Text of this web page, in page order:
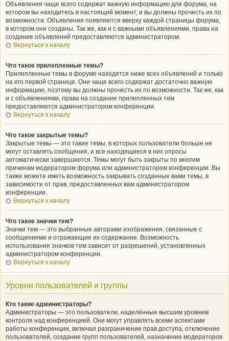
Объявления чаще всего содержат важную информацию для форума, на
котором вы находитесь в настоящий момент, и вы должны прочесть их по
возможности. Объявления появляются вверху каждой страницы форума,
в котором они созданы. Так же, как и с важными объявлениями, права на
создание объявлений предоставляются администратором.
Вернуться к началу
Что такое прилепленные темы?
Прилепленные темы в форуме находятся ниже всех объявлений и только
на его первой странице. Они чаще всего содержат достаточно важную
информацию, поэтому вы должны прочесть их по возможности. Так же, как
и с объявлениями, права на создание прилепленных тем
предоставляются администратором конференции.
Вернуться к началу
Что такое закрытые темы?
Закрытые темы — это такие темы, в которых пользователи больше не
могут оставлять сообщения, и все находящиеся в них опросы
автоматически завершаются. Темы могут быть закрыты по многим
причинам модератором форума или администратором конференции. Вы
также можете иметь возможность закрывать созданные вами темы, в
зависимости от прав, предоставленных вам администратором
конференции.
Вернуться к началу
Что такое значки тем?
Значки тем — это выбранные авторами изображения, связанные с
сообщениями и отражающие их содержание. Возможность
использования значков тем зависит от разрешений, установленных
администратором конференции.
Вернуться к началу
Уровни пользователей и группы
Кто такие администраторы?
Администраторы — это пользователи, наделённые высшим уровнем
контроля над конференцией. Они могут управлять всеми аспектами
работы конференции, включая разграничение прав доступа, отключение
пользователей, создание групп пользователей, назначение модераторов